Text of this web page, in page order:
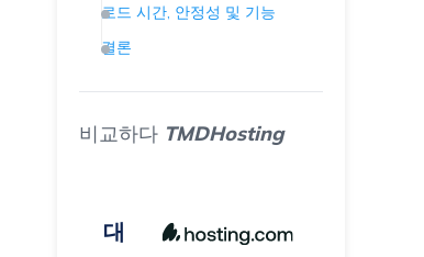
로드 시간, 안정성 및 기능
결론
비교하다 TMDHosting
대